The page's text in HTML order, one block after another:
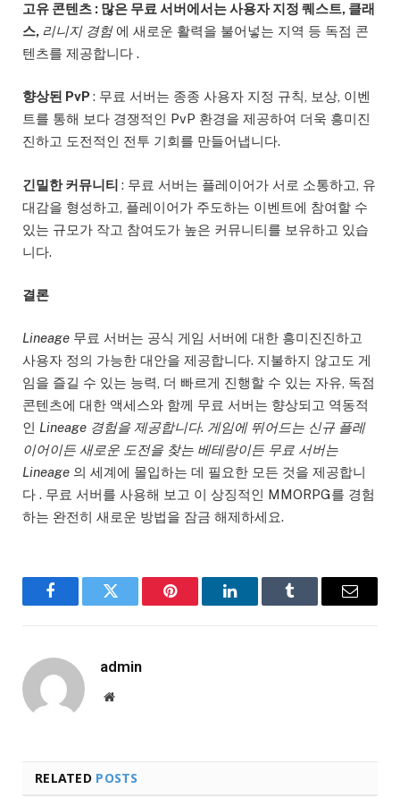
고유 콘텐츠 : 많은 무료 서버에서는 사용자 지정 퀘스트, 클래
스, 리니지 경험 에 새로운 활력을 불어넣는 지역 등 독점 콘
텐츠를 제공합니다 .
향상된 PvP : 무료 서버는 종종 사용자 지정 규칙, 보상, 이벤
트를 통해 보다 경쟁적인 PvP 환경을 제공하여 더욱 흥미진
진하고 도전적인 전투 기회를 만들어냅니다.
긴밀한 커뮤니티 : 무료 서버는 플레이어가 서로 소통하고, 유
대감을 형성하고, 플레이어가 주도하는 이벤트에 참여할 수
있는 규모가 작고 참여도가 높은 커뮤니티를 보유하고 있습
니다.
결론
Lineage 무료 서버는 공식 게임 서버에 대한 흥미진진하고
사용자 정의 가능한 대안을 제공합니다. 지불하지 않고도 게
임을 즐길 수 있는 능력, 더 빠르게 진행할 수 있는 자유, 독점
콘텐츠에 대한 액세스와 함께 무료 서버는 향상되고 역동적
인 Lineage 경험을 제공합니다. 게임에 뛰어드는 신규 플레
이어이든 새로운 도전을 찾는 베테랑이든 무료 서버는
Lineage 의 세계에 몰입하는 데 필요한 모든 것을 제공합니
다 . 무료 서버를 사용해 보고 이 상징적인 MMORPG를 경험
하는 완전히 새로운 방법을 잠금 해제하세요.
FacebookTwitter Pinterest LinkedInTumblr Email
admin
Website
RELATED POSTS